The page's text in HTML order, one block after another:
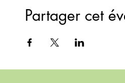
Partager cet